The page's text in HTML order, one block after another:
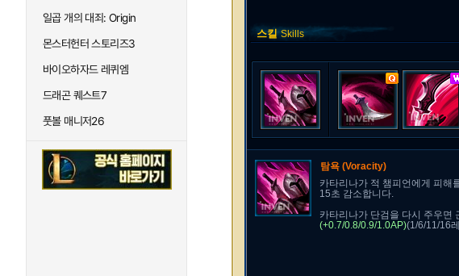
일곱 개의 대죄: Origin
몬스터헌터 스토리즈3
바이오하자드 레퀴엠
드래곤 퀘스트7
풋볼 매니저26
스킬Skills
탐욕 (Voracity)
카타리나가 적 챔피언에게 피해
15초 감소합니다.
카타리나가 단검을 다시 주우면
(+0.7/0.8/0.9/1.0AP)(1/6/11/16